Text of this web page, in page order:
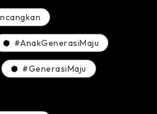
#AnakGenerasiMaju
#GenerasiMaju